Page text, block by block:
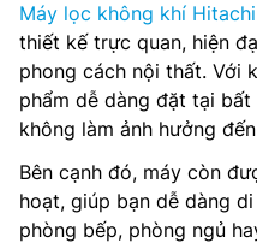
Máy lọc không khí
thiết kế trực quan, hiện
phong cách nội thất. Với
phẩm dễ dàng đặt tại
không làm ảnh hưởng
Bên cạnh đó, máy còn
hoạt, giúp bạn dễ dàng
phòng bếp, phòng ngủ